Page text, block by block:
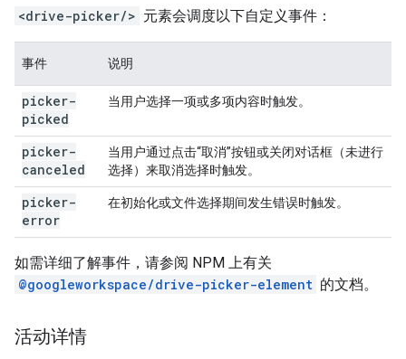
<drive-picker/> 元素会调度以下自定义事件：
事件 说明
picker-
picked
当用户选择一项或多项内容时触发。
picker-
canceled
当用户通过点击“取消”按钮或关闭对话框（未进行
选择）来取消选择时触发。
picker-
error
在初始化或文件选择期间发生错误时触发。
如需详细了解事件，请参阅 NPM 上有关
@googleworkspace/drive-picker-element 的文档。
活动详情